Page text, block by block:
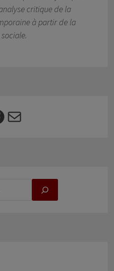
critique de la
à partir de la
E-mail